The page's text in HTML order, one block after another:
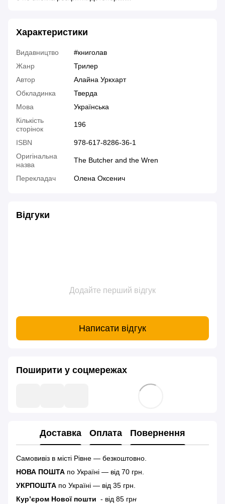
Характеристики
Видавництво
#книголав
Жанр
Трилер
Автор
Алайна Уркхарт
Обкладинка
Тверда
Мова
Українська
Кількість
сторінок
196
ISBN
978-617-8286-36-1
Оригінальна
назва
The Butcher and the Wren
Перекладач Олена Оксенич
Відгуки
Додайте перший відгук
Написати відгук
Поширити у соцмережах
Доставка Оплата Повернення
Самовивіз в місті Рівне — безкоштовно.
НОВА ПОШТА по Україні — від 70 грн.
УКРПОШТА по Україні — від 35 грн.
Кур’єром Нової пошти - від 85 грн